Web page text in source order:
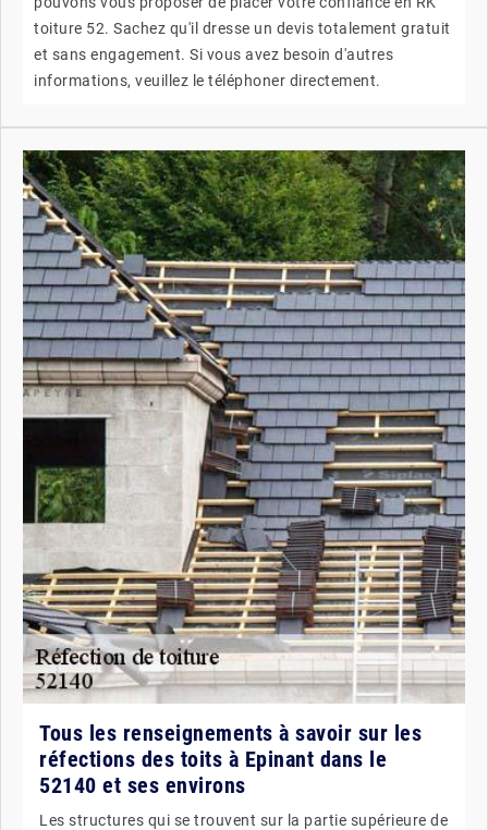
toiture 52. Sachez qu'il dresse un devis totalement gratuit
et sans engagement. Si vous avez besoin d'autres
informations, veuillez le téléphoner directement.
Tous les renseignements à savoir sur les
réfections des toits à Epinant dans le
52140 et ses environs
Les structures qui se trouvent sur la partie supérieure de